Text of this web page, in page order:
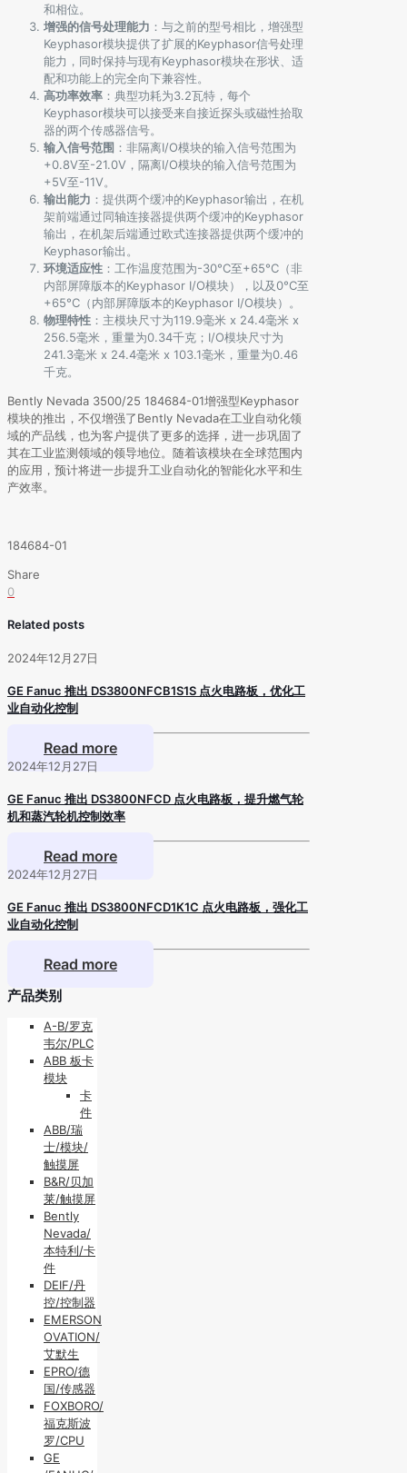
和相位。
增强的信号处理能力 ：与之前的型号相比，增强型
Keyphasor模块提供了扩展的Keyphasor信号处理
能力，同时保持与现有Keyphasor模块在形状、适
配和功能上的完全向下兼容性。
高功率效率 ：典型功耗为3.2瓦特，每个
Keyphasor模块可以接受来自接近探头或磁性拾取
器的两个传感器信号。
输入信号范围 ：非隔离I/O模块的输入信号范围为
+0.8V至-21.0V，隔离I/O模块的输入信号范围为
+5V至-11V。
输出能力 ：提供两个缓冲的Keyphasor输出，在机
架前端通过同轴连接器提供两个缓冲的Keyphasor
输出，在机架后端通过欧式连接器提供两个缓冲的
Keyphasor输出。
环境适应性 ：工作温度范围为-30°C至+65°C（非
内部屏障版本的Keyphasor I/O模块），以及0°C至
+65°C（内部屏障版本的Keyphasor I/O模块）。
物理特性 ：主模块尺寸为119.9毫米 x 24.4毫米 x
256.5毫米，重量为0.34千克；I/O模块尺寸为
241.3毫米 x 24.4毫米 x 103.1毫米，重量为0.46
千克。
Bently Nevada 3500/25 184684-01增强型Keyphasor
模块的推出，不仅增强了Bently Nevada在工业自动化领
域的产品线，也为客户提供了更多的选择，进一步巩固了
其在工业监测领域的领导地位。随着该模块在全球范围内
的应用，预计将进一步提升工业自动化的智能化水平和生
产效率。
184684-01
Share
0
Related posts
2024年12月27日
GE Fanuc 推出 DS3800NFCB1S1S 点火电路板，优化工
业自动化控制
Read more
2024年12月27日
GE Fanuc 推出 DS3800NFCD 点火电路板，提升燃气轮
机和蒸汽轮机控制效率
Read more
2024年12月27日
GE Fanuc 推出 DS3800NFCD1K1C 点火电路板，强化工
业自动化控制
Read more
产品类别
A-B/罗克
韦尔/PLC
ABB 板卡
模块
卡
件
ABB/瑞
士/模块/
触摸屏
B&R/贝加
莱/触摸屏
Bently
Nevada/
本特利/卡
件
DEIF/丹
控/控制器
EMERSON
OVATION/
艾默生
EPRO/德
国/传感器
FOXBORO/
福克斯波
罗/CPU
GE